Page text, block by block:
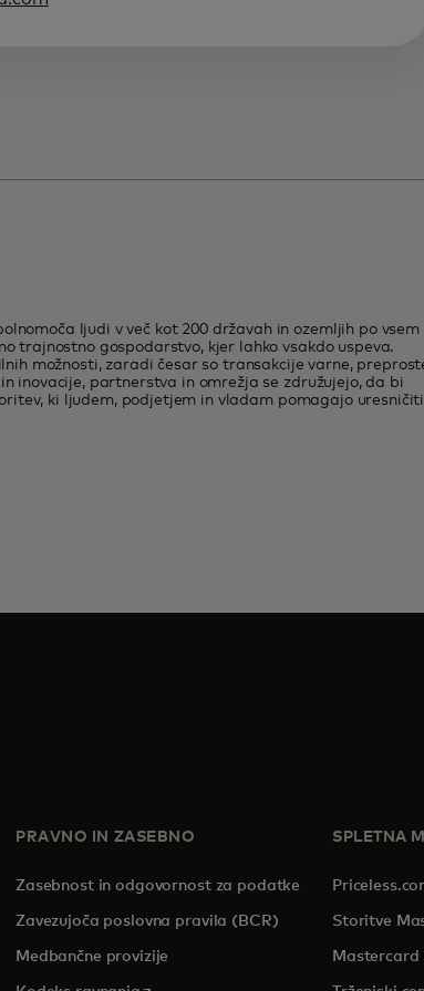
ljudi v več kot 200 državah in ozemljih po vsem
trajnostno gospodarstvo, kjer lahko vsakdo uspeva.
možnosti, zaradi česar so transakcije varne,
inovacije, partnerstva in omrežja se združujejo, da bi
ki ljudem, podjetjem in vladam pomagajo uresničiti
PRAVNO IN ZASEBNO
Zasebnost in odgovornost za podatke
Zavezujoča poslovna pravila (BCR)
Medbančne provizije
SPLETNA
Storitve
Mastercard